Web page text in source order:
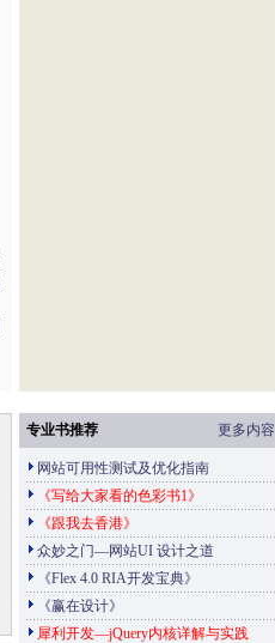
专业书推荐 更多内容
网站可用性测试及优化指南
《写给大家看的色彩书1》
《跟我去香港》
众妙之门—网站UI 设计之道
《Flex 4.0 RIA开发宝典》
《赢在设计》
犀利开发—jQuery内核详解与实践